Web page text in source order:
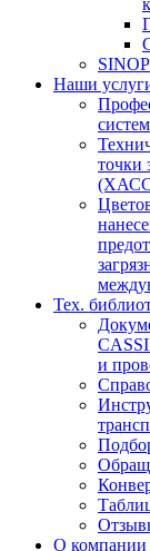
Наши
точки
Тех.
и
О компании